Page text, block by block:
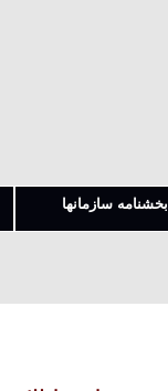
بخشنامه سازمانها